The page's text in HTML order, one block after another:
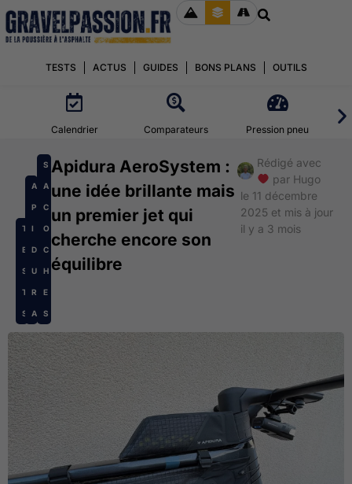
TESTS ACTUS GUIDES BONS PLANS OUTILS
Calendrier Comparateurs Pression pneu
T
E
S
T
S
A
P
I
D
U
R
A
S
A
C
O
C
H
E
S
Apidura AeroSystem :
une idée brillante mais
un premier jet qui
cherche encore son
équilibre
Rédigé avec
parHugo
le 11 décembre
2025 et mis à jour
il y a 3 mois